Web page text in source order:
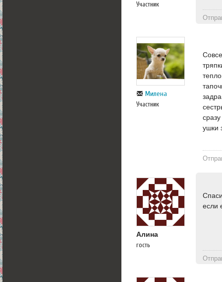
Участник
Милена
Участник
ушки
Алина
гость
если